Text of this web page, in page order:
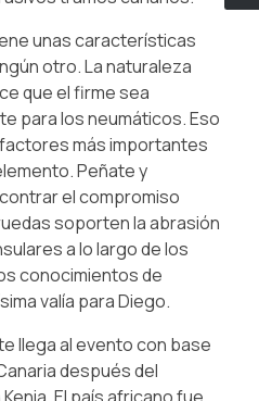
unas características
otro. La naturaleza
que el firme sea
para los neumáticos. Eso
más importantes
Peñate y
el compromiso
soporten la abrasión
a lo largo de los
conocimientos de
valía para Diego.
llega al evento con base
después del